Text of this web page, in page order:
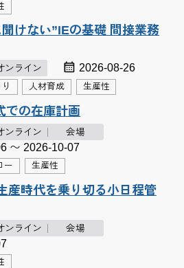
けない”IEの基礎 間接業務
ンライン 2026-08-26
人材育成 生産性
での在庫計画
ンライン 会場
〜 2026-10-07
ー 生産性
産時代を乗り切る小日程管
ンライン 会場